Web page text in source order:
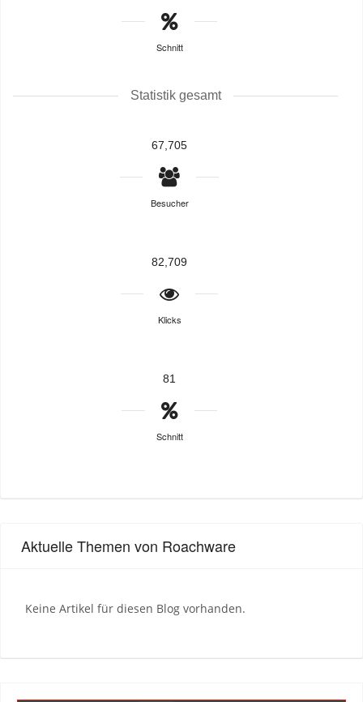
Schnitt
Statistik gesamt
67,705
Besucher
82,709
Klicks
81
Schnitt
Aktuelle Themen von Roachware
Keine Artikel für diesen Blog vorhanden.